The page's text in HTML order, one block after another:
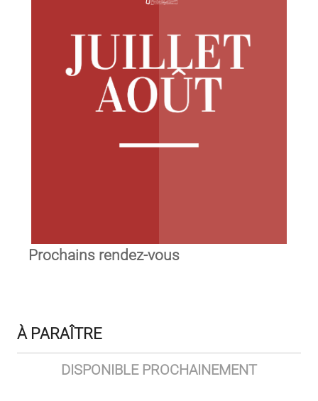
Prochains rendez-vous
À PARAÎTRE
DISPONIBLE PROCHAINEMENT